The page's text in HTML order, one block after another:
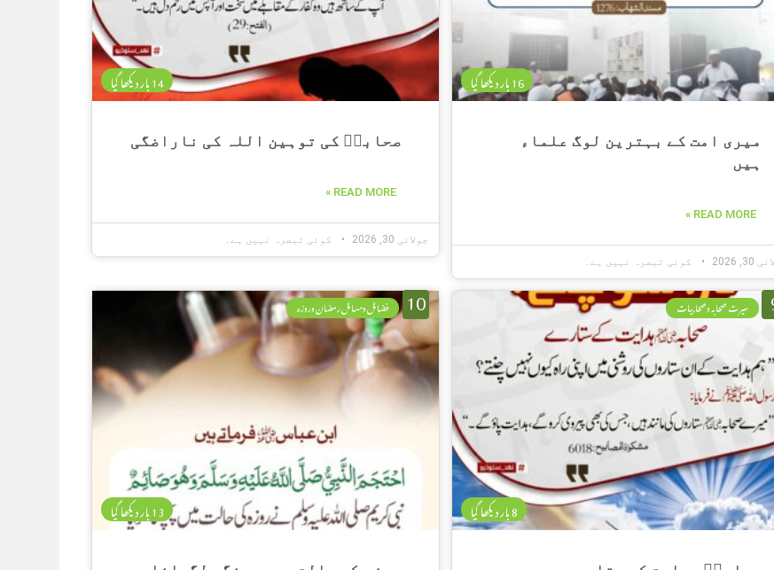
16 بار دیکھا گیا
میری امت کے بہترین لوگ علماء
ہیں
READ MORE »
2026 کوئی تبصرہ نہیں ہے۔
14 بار دیکھا گیا
صحابہؓ کی توہین اللہ کی ناراضگی
READ MORE »
جولائی 30, 2026 کوئی تبصرہ نہیں ہے۔
سیرت صحابہ وصحابیات
8 بار دیکھا گیا
10 فضائل ومسائل رمضان وروزہ
13 بار دیکھا گیا